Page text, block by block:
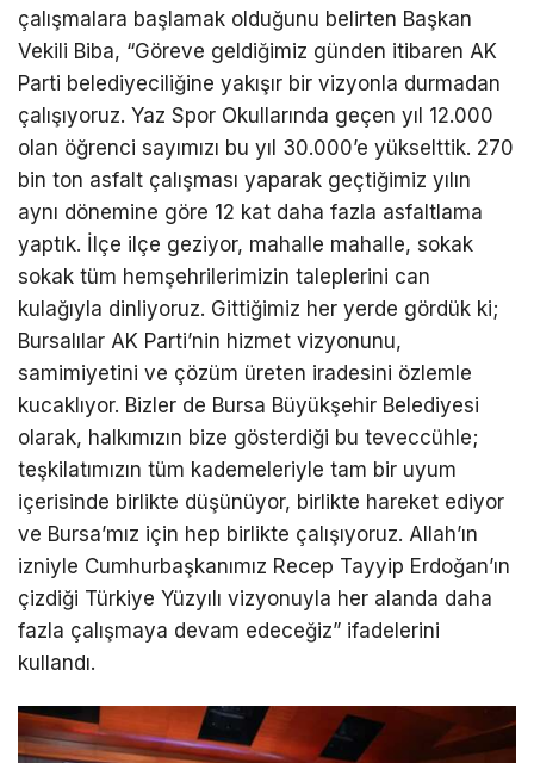
çalışmalara başlamak olduğunu belirten Başkan
Vekili Biba, “Göreve geldiğimiz günden itibaren AK
Parti belediyeciliğine yakışır bir vizyonla durmadan
çalışıyoruz. Yaz Spor Okullarında geçen yıl 12.000
olan öğrenci sayımızı bu yıl 30.000’e yükselttik. 270
bin ton asfalt çalışması yaparak geçtiğimiz yılın
aynı dönemine göre 12 kat daha fazla asfaltlama
yaptık. İlçe ilçe geziyor, mahalle mahalle, sokak
sokak tüm hemşehrilerimizin taleplerini can
kulağıyla dinliyoruz. Gittiğimiz her yerde gördük ki;
Bursalılar AK Parti’nin hizmet vizyonunu,
samimiyetini ve çözüm üreten iradesini özlemle
kucaklıyor. Bizler de Bursa Büyükşehir Belediyesi
olarak, halkımızın bize gösterdiği bu teveccühle;
teşkilatımızın tüm kademeleriyle tam bir uyum
içerisinde birlikte düşünüyor, birlikte hareket ediyor
ve Bursa’mız için hep birlikte çalışıyoruz. Allah’ın
izniyle Cumhurbaşkanımız Recep Tayyip Erdoğan’ın
çizdiği Türkiye Yüzyılı vizyonuyla her alanda daha
fazla çalışmaya devam edeceğiz” ifadelerini
kullandı.